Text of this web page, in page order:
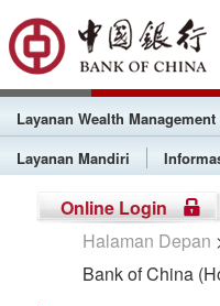
Layanan Wealth Management
Layanan Mandiri
Online Login
Halaman Depan
Bank of China